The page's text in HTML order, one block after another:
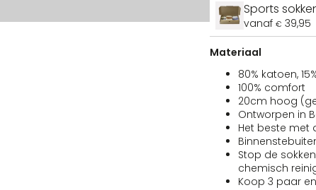
Sports
vanaf € 39,95
Materiaal
80% katoen,
100% comfort
20cm hoog
Ontworpen in
Het beste met
Stop de
chemisch
Koop 3 paar
Prijs Koop
39,95
39,95